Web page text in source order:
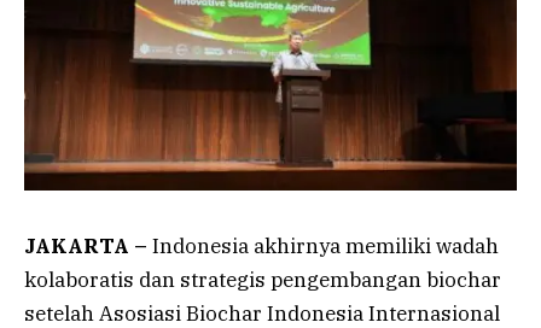
JAKARTA – Indonesia akhirnya memiliki wadah
kolaboratis dan strategis pengembangan biochar
setelah Asosiasi Biochar Indonesia Internasional